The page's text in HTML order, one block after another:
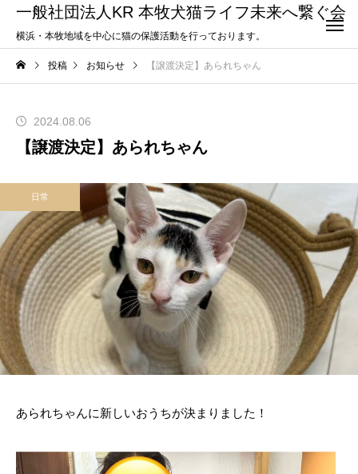
一般社団法人KR 本牧犬猫ライフ未来へ繋ぐ会
横浜・本牧地域を中心に猫の保護活動を行っております。
投稿 お知らせ 【譲渡決定】あられちゃん
2024.08.06
【譲渡決定】あられちゃん
日常
あられちゃんに新しいおうちが決まりました！